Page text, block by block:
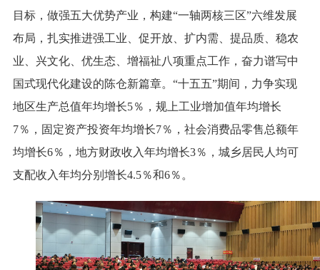
目标，做强五大优势产业，构建“一轴两核三区”六维发展
布局，扎实推进强工业、促开放、扩内需、提品质、稳农
业、兴文化、优生态、增福祉八项重点工作，奋力谱写中
国式现代化建设的陈仓新篇章。“十五五”期间，力争实现
地区生产总值年均增长5％，规上工业增加值年均增长
7％，固定资产投资年均增长7％，社会消费品零售总额年
均增长6％，地方财政收入年均增长3％，城乡居民人均可
支配收入年均分别增长4.5％和6％。